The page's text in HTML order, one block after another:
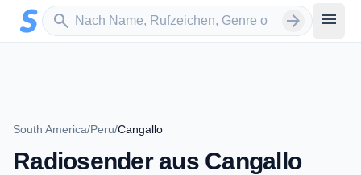
Zum Hauptinhalt springen
search
Sender suchen arrow_forward menu
South America/Peru/Cangallo
Radiosender aus Cangallo